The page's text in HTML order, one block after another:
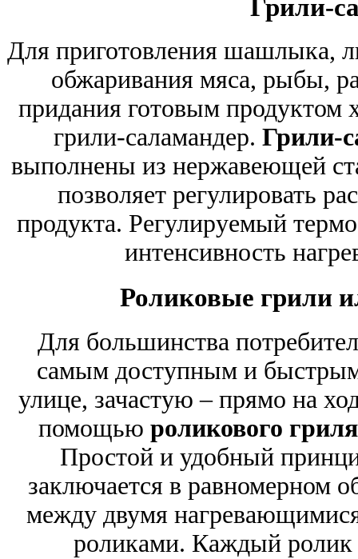
Грили-
Для приготовления шашлыка,
обжаривания мяса, рыбы,
придания готовым продуктом
грили-саламандер. Грили-
выполнены из нержавеющей
позволяет регулировать
продукта. Регулируемый
интенсивность
Роликовые грили
Для большинства
самым доступным и
улице, зачастую – прямо на
помощью роликового
Простой и удобный
заключается в равномерном
между двумя
роликами. Каждый ролик